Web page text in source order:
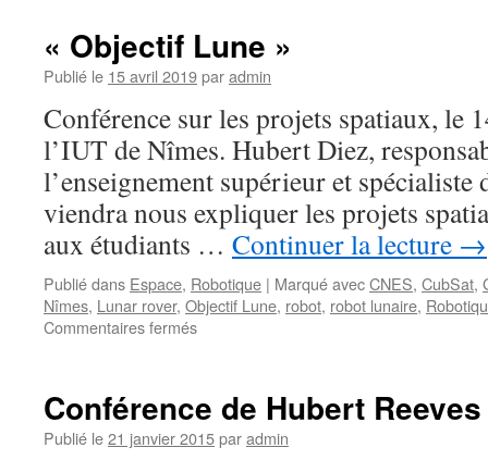
licence
AIT
« Objectif Lune »
Publié le 15 avril 2019paradmin
Conférence sur les projets spatiaux, le
l’IUT de Nîmes. Hubert Diez,
l’enseignement supérieur et spécialiste
viendra nous expliquer les projets
aux étudiants … Continuer la lecture →
Publié dans Espace, Robotique | Marqué avecCNES, CubSat,
Nîmes, Lunar rover, Objectif Lune, robot, robot lunaire,
Commentaires ferméssur
Conférence de Hubert Reeves
Publié le21 janvier 2015paradmin